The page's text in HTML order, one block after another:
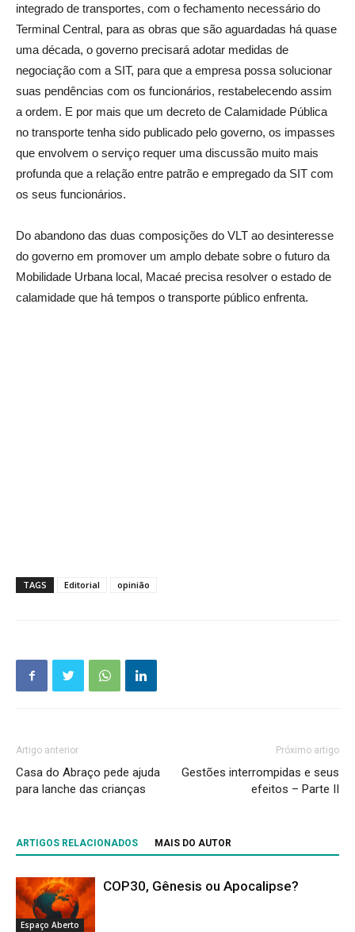
integrado de transportes, com o fechamento necessário do
Terminal Central, para as obras que são aguardadas há quase
uma década, o governo precisará adotar medidas de
negociação com a SIT, para que a empresa possa solucionar
suas pendências com os funcionários, restabelecendo assim
a ordem. E por mais que um decreto de Calamidade Pública
no transporte tenha sido publicado pelo governo, os impasses
que envolvem o serviço requer uma discussão muito mais
profunda que a relação entre patrão e empregado da SIT com
os seus funcionários.
Do abandono das duas composições do VLT ao desinteresse
do governo em promover um amplo debate sobre o futuro da
Mobilidade Urbana local, Macaé precisa resolver o estado de
calamidade que há tempos o transporte público enfrenta.
TAGS Editorial opinião
Artigo anterior
Casa do Abraço pede ajuda
para lanche das crianças
Próximo artigo
Gestões interrompidas e seus
efeitos – Parte II
ARTIGOS RELACIONADOS MAIS DO AUTOR
Espaço Aberto
COP30, Gênesis ou Apocalipse?